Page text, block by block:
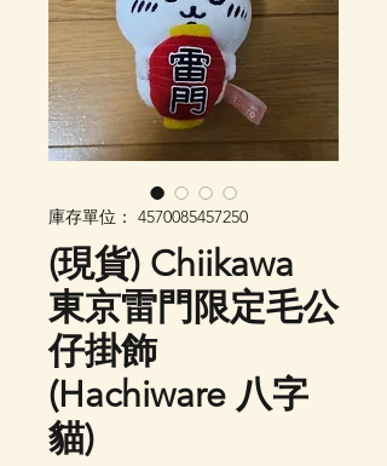
庫存單位： 4570085457250
(現貨) Chiikawa
東京雷門限定毛公
仔掛飾
(Hachiware 八字
貓)